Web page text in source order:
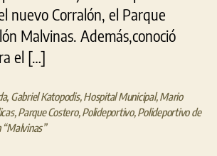
nuevo Corralón, el Parque
Malvinas. Además,conoció
el […]
, Gabriel Katopodis,Hospital Municipal,Mario
,Parque Costero,Polideportivo,Polideportivo de
“Malvinas”